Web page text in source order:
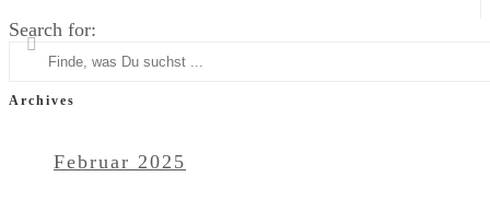
Search for:
Archives
Februar 2025